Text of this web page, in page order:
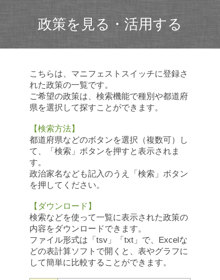
政策を見る・活用する
こちらは、マニフェストスイッチに登録さ
れた政策の一覧です。
ご希望の政策は、検索機能で種別や都道府
県を選択して探すことができます。
【検索方法】
都道府県などのボタンを選択（複数可）し
て、「検索」ボタンを押すと表示されま
す。
政治家名なども記入のうえ「検索」ボタン
を押してください。
【ダウンロード】
検索などを使って一覧に表示された政策の
内容をダウンロードできます。
ファイル形式は「tsv」「txt」で、Excelな
どの表計算ソフトで開くと、表やグラフに
して簡単に比較することができます。